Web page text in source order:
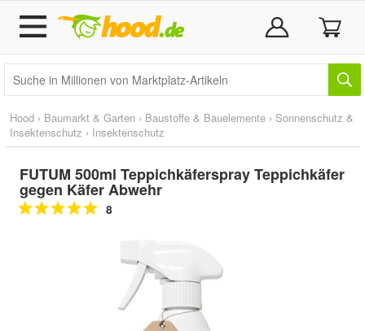
Hood › Baumarkt & Garten › Baustoffe & Bauelemente › Sonnenschutz &
Insektenschutz › Insektenschutz
FUTUM 500ml Teppichkäferspray Teppichkäfer
gegen Käfer Abwehr
8